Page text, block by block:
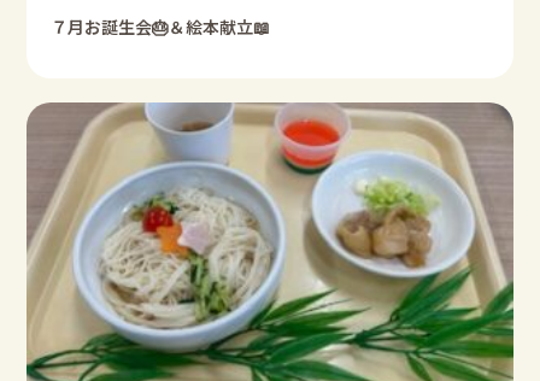
７月お誕生会🎂＆絵本献立📖